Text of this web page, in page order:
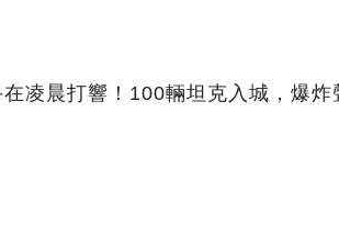
凌晨打響！100輛坦克入城，爆炸